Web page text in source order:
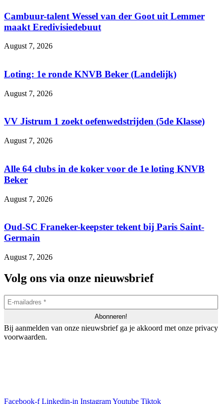
Cambuur-talent Wessel van der Goot uit Lemmer
maakt Eredivisiedebuut
August 7, 2026
Loting: 1e ronde KNVB Beker (Landelijk)
August 7, 2026
VV Jistrum 1 zoekt oefenwedstrijden (5de Klasse)
August 7, 2026
Alle 64 clubs in de koker voor de 1e loting KNVB
Beker
August 7, 2026
Oud-SC Franeker-keepster tekent bij Paris Saint-
Germain
August 7, 2026
Volg ons via onze nieuwsbrief
Bij aanmelden van onze nieuwsbrief ga je akkoord met onze privacy
voorwaarden.
Facebook-f Linkedin-in InstagramYoutube Tiktok